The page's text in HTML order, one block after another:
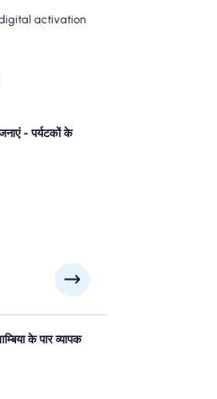
activation
- पर्यटकों के
प्रीपेड गाम्बिया
से बचने के लिए और
बनाए रखने के लिए
के पार व्यापक
के साथ गाम्बिया
जिलों में विश्वसनीय
कि आपकी यात्रा